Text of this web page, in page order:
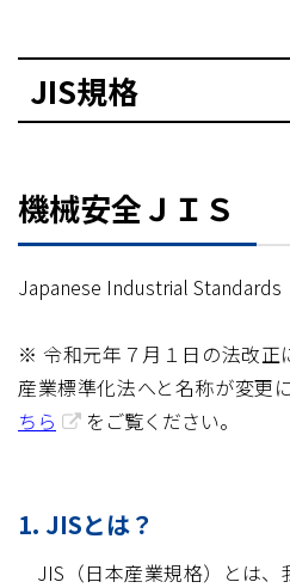
JIS規格
機械安全ＪＩＳ
Japanese Industrial
※ 令和元年７月１日の法改正
産業標準化法へと名称が変更
ちら
をご覧ください。
1. JISとは？
JIS（日本産業規格）とは、